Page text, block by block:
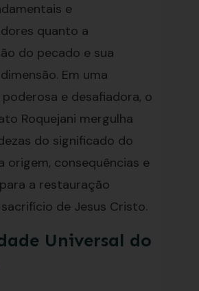
e
quanto a
do pecado e sua
Em uma
e desafiadora, o
Roquejani mergulha
do significado do
origem, consequências e
a restauração
de Jesus Cristo.
Universal do